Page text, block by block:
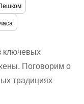
ключевых
Поговорим о
традициях